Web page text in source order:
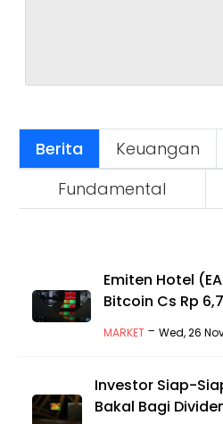
Berita Keuangan
Fundamental
Emiten Hotel
Bitcoin Cs Rp
MARKET- Wed, 26
Investor Siap-
Bakal Bagi